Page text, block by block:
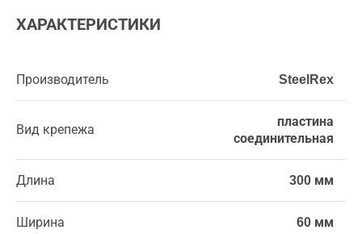
ХАРАКТЕРИСТИКИ
Производитель SteelRex
Вид крепежа
пластина
соединительная
Длина 300 мм
Ширина 60 мм